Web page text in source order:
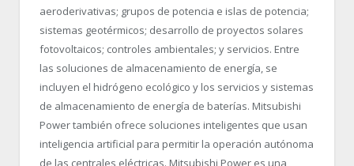
aeroderivativas; grupos de potencia e islas de potencia;
sistemas geotérmicos; desarrollo de proyectos solares
fotovoltaicos; controles ambientales; y servicios. Entre
las soluciones de almacenamiento de energía, se
incluyen el hidrógeno ecológico y los servicios y sistemas
de almacenamiento de energía de baterías. Mitsubishi
Power también ofrece soluciones inteligentes que usan
inteligencia artificial para permitir la operación autónoma
de las centrales eléctricas. Mitsubishi Power es una